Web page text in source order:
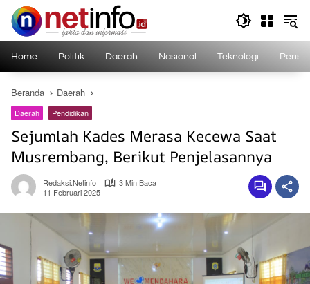
Langsung
konten
Home Politik Daerah Nasional Teknologi
Beranda Daerah
Daerah Pendidikan
Sejumlah Kades Merasa Kecewa Saat
Musrembang, Berikut Penjelasannya
Redaksi.netinfo
3 Min Baca
11 Februari 2025